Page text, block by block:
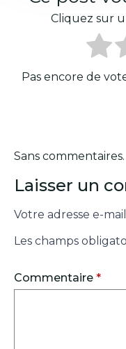
Cliquez sur
Pas encore de
Sans commentaires.
Laisser un
Votre adresse e-
Les champs
Commentaire *